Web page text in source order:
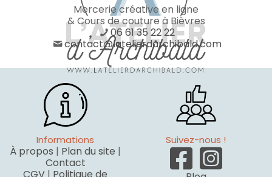
Mercerie créative en ligne
& Cours de couture à Bièvres
06 61 35 22 22
contact@latelierdarchibald.com
Informations
À propos | Plan du site |
Contact
Suivez-nous !